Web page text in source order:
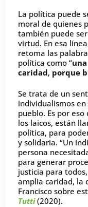
La política puede
moral de quienes
también puede
virtud. En esa
retoma las
política como “
caridad, porque
Se trata de un
individualismos
pueblo. Es por
los laicos, están
política, para
y solidaria. “Un
persona
para generar
justicia para
amplia caridad, la
Francisco sobre
Tutti(2020).